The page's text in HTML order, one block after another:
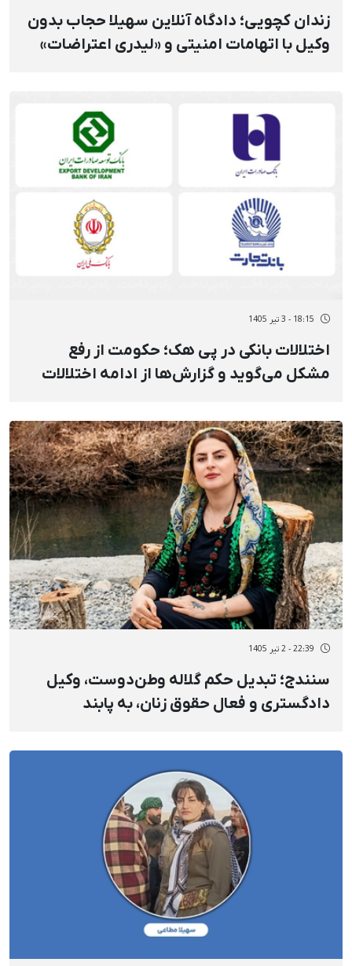
زندان کچویی؛ دادگاه آنلاین سهیلا حجاب بدون
وکیل با اتهامات امنیتی و «لیدری اعتراضات»
18:15 - 3 تیر 1405
اختلالات بانکی در پی هک؛ حکومت از رفع
مشکل می‌گوید و گزارش‌ها از ادامه اختلالات
22:39 - 2 تیر 1405
سنندج؛ تبدیل حکم گلاله وطن‌دوست، وکیل
دادگستری و فعال حقوق زنان، به پابند